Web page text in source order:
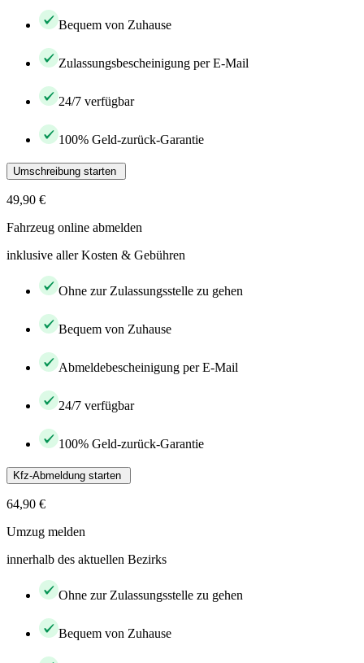
Bequem von Zuhause
Zulassungsbescheinigung per E-Mail
24/7 verfügbar
100% Geld-zurück-Garantie
Umschreibung starten
49,90 €
Fahrzeug online abmelden
inklusive aller Kosten & Gebühren
Ohne zur Zulassungsstelle zu gehen
Bequem von Zuhause
Abmeldebescheinigung per E-Mail
24/7 verfügbar
100% Geld-zurück-Garantie
Kfz-Abmeldung starten
64,90 €
Umzug melden
innerhalb des aktuellen Bezirks
Ohne zur Zulassungsstelle zu gehen
Bequem von Zuhause